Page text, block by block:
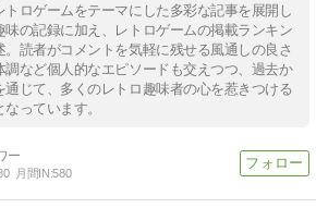
ロゲームをテーマにした多彩な記事を展開し
の記録に加え、レトロゲームの掲載ランキン
読者がコメントを気軽に残せる風通しの良さ
調など個人的なエピソードも交えつつ、過去か
通じて、多くのレトロ趣味者の心を惹きつける
っています。
月間IN:580